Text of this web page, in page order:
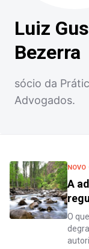
Luiz
Bezerra
sócio da
Advogados.
NOVO
A
O